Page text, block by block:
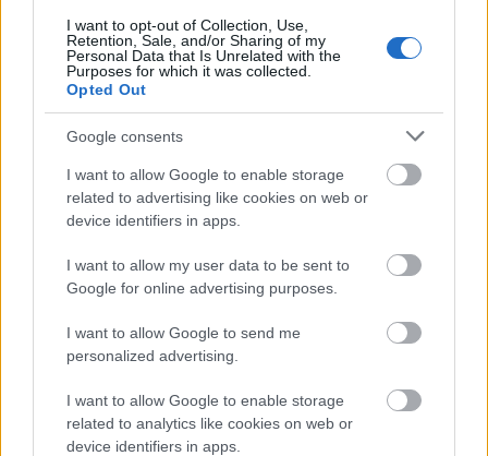
I want to opt-out of Collection, Use,
Retention, Sale, and/or Sharing of my
Personal Data that Is Unrelated with the
Purposes for which it was collected.
Opted Out
Google consents
I want to allow Google to enable storage
related to advertising like cookies on web or
device identifiers in apps.
I want to allow my user data to be sent to
Google for online advertising purposes.
I want to allow Google to send me
personalized advertising.
I want to allow Google to enable storage
related to analytics like cookies on web or
device identifiers in apps.
SM
50 km
herra
4.20
21
2
Marat
on
slog
d
SVERIGE
RUNT
2.20
09
Runt,
Sund
svall,
lpad
SVERIGE
RUNT
2.20
Gästri
kland
nglan
d,
SVERIGE
RUNT
1.20
5
SVERIGE
RUNT